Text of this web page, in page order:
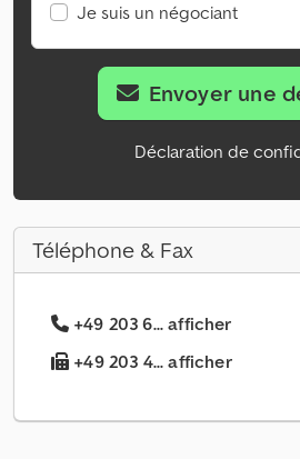
Je suis un négociant
Envoyer une
Déclaration de
Téléphone & Fax
+49 203 6... afficher
+49 203 4... afficher